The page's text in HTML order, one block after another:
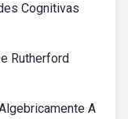
Cognitivas
Rutherford
A